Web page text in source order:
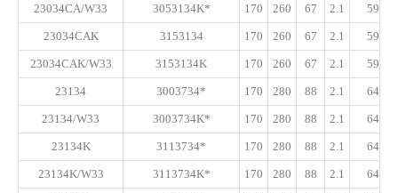
23034CA/W33 3053134K* 170 260 67 2.1 595
23034CAK 3153134 170 260 67 2.1 595
23034CAK/W33 3153134K 170 260 67 2.1 595
23134 3003734* 170 280 88 2.1 645
23134/W33 3003734K* 170 280 88 2.1 645
23134K 3113734* 170 280 88 2.1 645
23134K/W33 3113734K* 170 280 88 2.1 645